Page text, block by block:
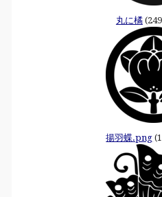
丸に橘
揚羽蝶.png